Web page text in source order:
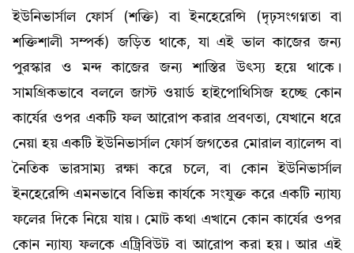
ইউনিভার্সাল ফোর্স (শক্তি) বা ইনহেরেন্সি (দৃঢ়সংগগ্নতা বা
শক্তিশালী সম্পর্ক) জড়িত থাকে, যা এই ভাল কাজের জন্য
পুরস্কার ও মন্দ কাজের জন্য শাস্তির উৎস্য হয়ে থাকে।
সামগ্রিকভাবে বললে জাস্ট ওয়ার্ড হাইপোথিসিজ হচ্ছে কোন
কার্যের ওপর একটি ফল আরোপ করার প্রবণতা, যেখানে ধরে
নেয়া হয় একটি ইউনিভার্সাল ফোর্স জগতের মোরাল ব্যালেন্স বা
নৈতিক ভারসাম্য রক্ষা করে চলে, বা কোন ইউনিভার্সাল
ইনহেরেন্সি এমনভাবে বিভিন্ন কার্যকে সংযুক্ত করে একটি ন্যায্য
ফলের দিকে নিয়ে যায়। মোট কথা এখানে কোন কার্যের ওপর
কোন ন্যায্য ফলকে এট্রিবিউট বা আরোপ করা হয়। আর এই